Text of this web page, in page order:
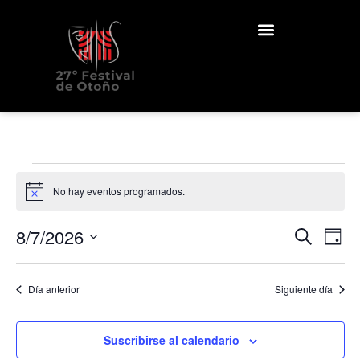
Aviso No hay eventos programados.
de
y
Buscar
de
de
Día
8/7/2026
la
fecha.
Día anterior Siguiente día
Suscribirse al calendario